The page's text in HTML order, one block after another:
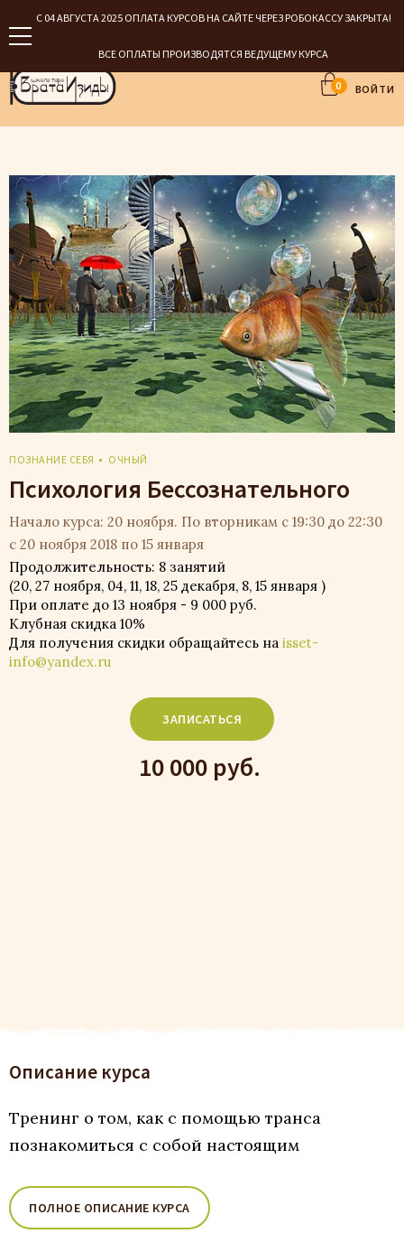
С 04 АВГУСТА 2025 ОПЛАТА КУРСОВ НА САЙТЕ ЧЕРЕЗ РОБОКАССУ ЗАКРЫТА!
ВСЕ ОПЛАТЫ ПРОИЗВОДЯТСЯ ВЕДУЩЕМУ КУРСА
0 ВОЙТИ
ПОЗНАНИЕ СЕБЯ ОЧНЫЙ
Психология Бессознательного
Начало курса: 20 ноября. По вторникам с 19:30 до 22:30
с 20 ноября 2018 по 15 января
ЗАПИСАТЬСЯ
10 000 руб.
Продолжительность: 8 занятий
(20, 27 ноября, 04, 11, 18, 25 декабря, 8, 15 января )
При оплате до 13 ноября - 9 000 руб.
Клубная скидка 10%
Для получения скидки обращайтесь на isset-
info@yandex.ru
Описание курса
Тренинг о том, как с помощью транса
познакомиться с собой настоящим
ПОЛНОЕ ОПИСАНИЕ КУРСА